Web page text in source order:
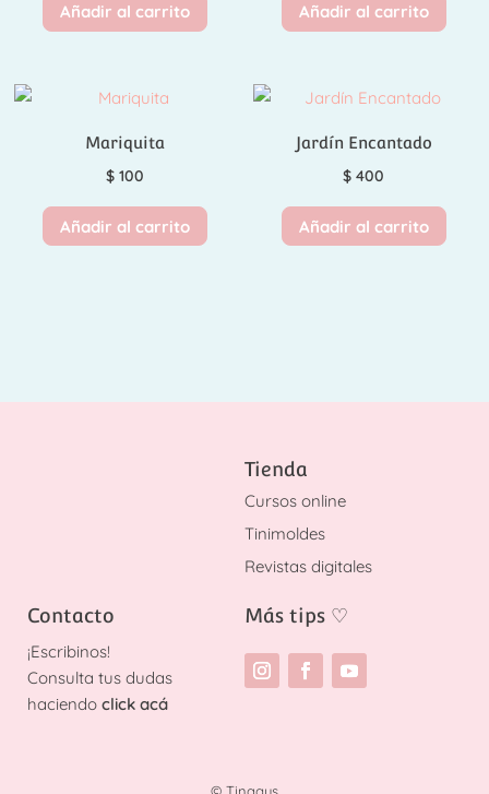
Añadir al carrito Añadir al carrito
Mariquita
$ 100
Añadir al carrito
Jardín Encantado
$ 400
Añadir al carrito
Tienda
Cursos online
Tinimoldes
Revistas digitales
Contacto
¡Escribinos!
Consulta tus dudas
haciendo click acá
Más tips ♡